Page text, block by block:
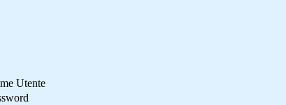
Utente